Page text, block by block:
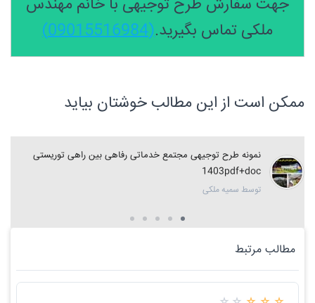
جهت سفارش طرح توجیهی با خانم مهندس
ملکی تماس بگیرید.(09015516984)
ممکن است از این مطالب خوشتان بیاید
نمونه طرح توجیهی مجتمع خدماتی رفاهی بین راهی توریستی
1403pdf+doc
توسط سمیه ملکی
مطالب مرتبط